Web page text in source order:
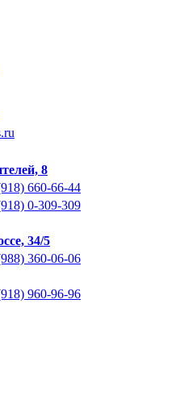
8
660-66-44
0-309-309
34/5
360-06-06
960-96-96